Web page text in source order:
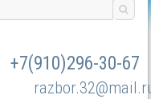
+7(910)296-30-67